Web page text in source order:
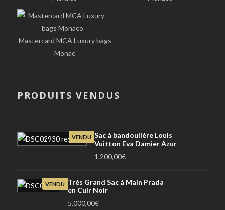
Mastercard MCA Luxury bags
Monac
PRODUITS VENDUS
VENDU Sac à bandoulière Louis
Vuitton Eva Damier Azur
1.200,00€
VENDU
Très Grand Sac à Main Prada
en Cuir Noir
5.000,00€